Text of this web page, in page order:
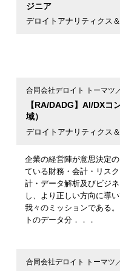
ジニア
デロイトアナリティクス
【RA/DADG】AI/DXコ
域）
デロイトアナリティクス
合同会社デロイト トーマツ
企業の経営陣が意思決定
ている財務・会計・リス
計・データ解析及びビジ
し、より正しい方向に導
我々のミッションである
トのデータ分．．．
合同会社デロイト トーマツ